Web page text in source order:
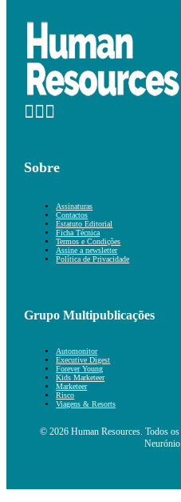
Sobre
Assinaturas
Contactos
Estatuto Editorial
Ficha Técnica
Termos e Condições
Assine a newsletter
Política de Privacidade
Grupo Multipublicações
Automonitor
Executive Digest
Forever Young
Kids Marketeer
Marketeer
Risco
Viagens & Resorts
© 2026 Human Resources. Todos